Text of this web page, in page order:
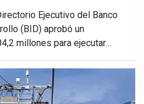
Ejecutivo del Banco
(BID) aprobó un
millones para ejecutar…